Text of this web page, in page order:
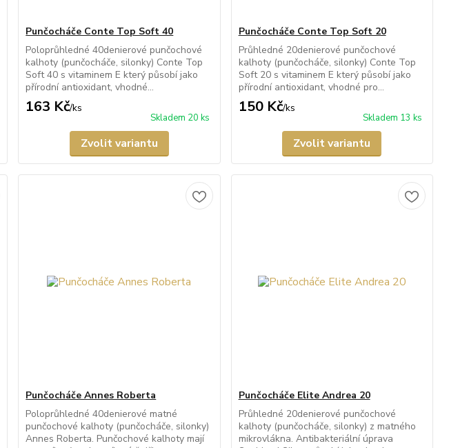
Punčocháče Conte Top Soft 40
Poloprůhledné 40denierové punčochové
kalhoty (punčocháče, silonky) Conte Top
Soft 40 s vitaminem E který působí jako
přírodní antioxidant, vhodné...
163 Kč/ks
Skladem 20 ks
Zvolit variantu
Punčocháče Conte Top Soft 20
Průhledné 20denierové punčochové
kalhoty (punčocháče, silonky) Conte Top
Soft 20 s vitaminem E který působí jako
přírodní antioxidant, vhodné pro...
150 Kč/ks
Skladem 13 ks
Zvolit variantu
Punčocháče Annes Roberta
Poloprůhledné 40denierové matné
punčochové kalhoty (punčocháče, silonky)
Annes Roberta. Punčochové kalhoty mají
Punčocháče Elite Andrea 20
Průhledné 20denierové punčochové
kalhoty (punčocháče, silonky) z matného
mikrovlákna. Antibakteriální úprava